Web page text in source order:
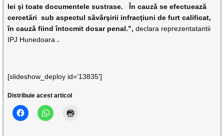
lei şi toate documentele sustrase. În cauză se efectuează
cercetări sub aspectul săvârşirii infracţiuni de furt calificat,
în cauză fiind întocmit dosar penal.”,declara reprezentatantii
IPJ Hunedoara .
[slideshow_deploy id=’13835′]
Distribuie acest articol